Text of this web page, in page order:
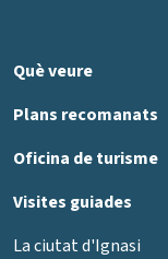
Què veure
Plans recomanats
Oficina de turisme
Visites guiades
La ciutat d'Ignasi